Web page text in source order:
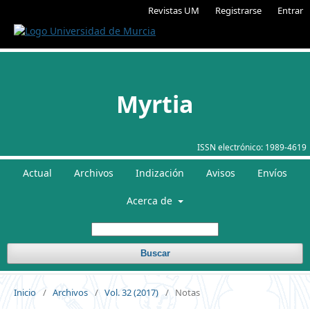
Revistas UM Registrarse Entrar
ISSN electrónico: 1989-4619
Myrtia
Actual Archivos Indización Avisos Envíos
Acerca de
Buscar
Inicio / Archivos / Vol. 32 (2017) / Notas